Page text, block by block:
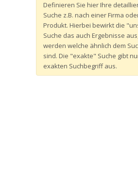
Definieren Sie hier Ihre
Suche z.B. nach einer Firma
Produkt. Hierbei bewirkt die
Suche das auch Ergebnisse
werden welche ähnlich dem
sind. Die "exakte" Suche gibt
exakten Suchbegriff aus.